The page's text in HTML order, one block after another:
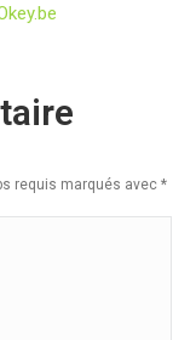
requis marqués avec *